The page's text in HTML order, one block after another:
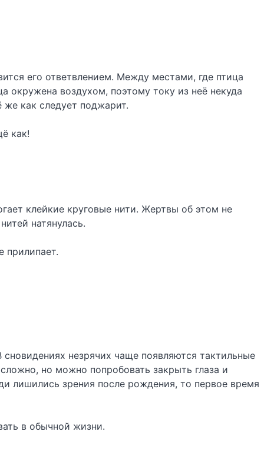
его ответвлением. Между местами, где птица
окружена воздухом, поэтому току из неё некуда
же как следует поджарит.
как!
клейкие круговые нити. Жертвы об этом не
натянулась.
прилипает.
незрячих чаще появляются тактильные
но можно попробовать закрыть глаза и
лишились зрения после рождения, то первое время
в обычной жизни.